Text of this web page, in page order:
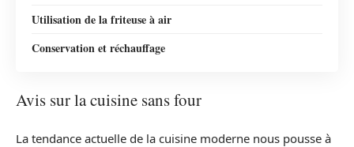
Utilisation de la friteuse à air
Conservation et réchauffage
Avis sur la cuisine sans four
La tendance actuelle de la cuisine moderne nous pousse à